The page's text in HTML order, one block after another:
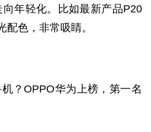
年轻化。比如最新产品P20
配色，非常吸睛。